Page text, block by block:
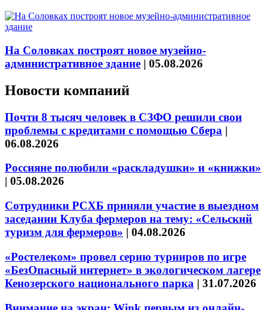
На Соловках построят новое музейно-
административное здание | 05.08.2026
Новости компаний
Почти 8 тысяч человек в СЗФО решили свои
проблемы с кредитами с помощью Сбера |
06.08.2026
Россияне полюбили «раскладушки» и «книжки»
| 05.08.2026
Сотрудники РСХБ приняли участие в выездном
заседании Клуба фермеров на тему: «Сельский
туризм для фермеров» | 04.08.2026
«Ростелеком» провел серию турниров по игре
«БезОпасный интернет» в экологическом лагере
Кенозерского национального парка | 31.07.2026